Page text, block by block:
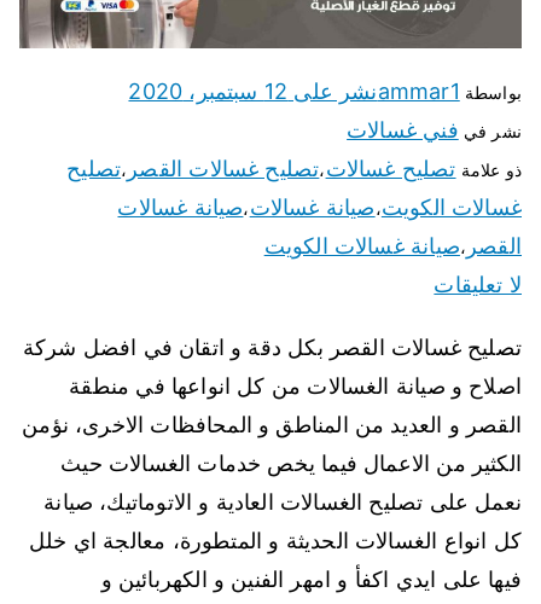
بواسطة ammar1نشر على 12 سبتمبر، 2020
نشر في فني غسالات
ذو علامة تصليح غسالات،تصليح غسالات القصر ،تصليح
غسالات الكويت،صيانة غسالات،صيانة غسالات
القصر ،صيانة غسالات الكويت
لا تعليقات
تصليح غسالات القصر بكل دقة و اتقان في افضل شركة
اصلاح و صيانة الغسالات من كل انواعها في منطقة
القصر و العديد من المناطق و المحافظات الاخرى، نؤمن
الكثير من الاعمال فيما يخص خدمات الغسالات حيث
نعمل على تصليح الغسالات العادية و الاتوماتيك، صيانة
كل انواع الغسالات الحديثة و المتطورة، معالجة اي خلل
فيها على ايدي اكفأ و امهر الفنين و الكهربائين و